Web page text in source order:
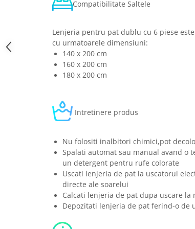
Compatibilitate Saltele
Lenjeria pentru pat dublu cu 6 piese
cu urmatoarele dimensiuni:
140 x 200 cm
160 x 200 cm
180 x 200 cm
Intretinere produs
Nu folositi inalbitori chimici,pot
Spalati automat sau manual avand o
un detergent pentru rufe colorate
Uscati lenjeria de pat la uscatorul
directe ale soarelui
Calcati lenjeria de pat dupa uscare la
Depozitati lenjeria de pat ferind-o de